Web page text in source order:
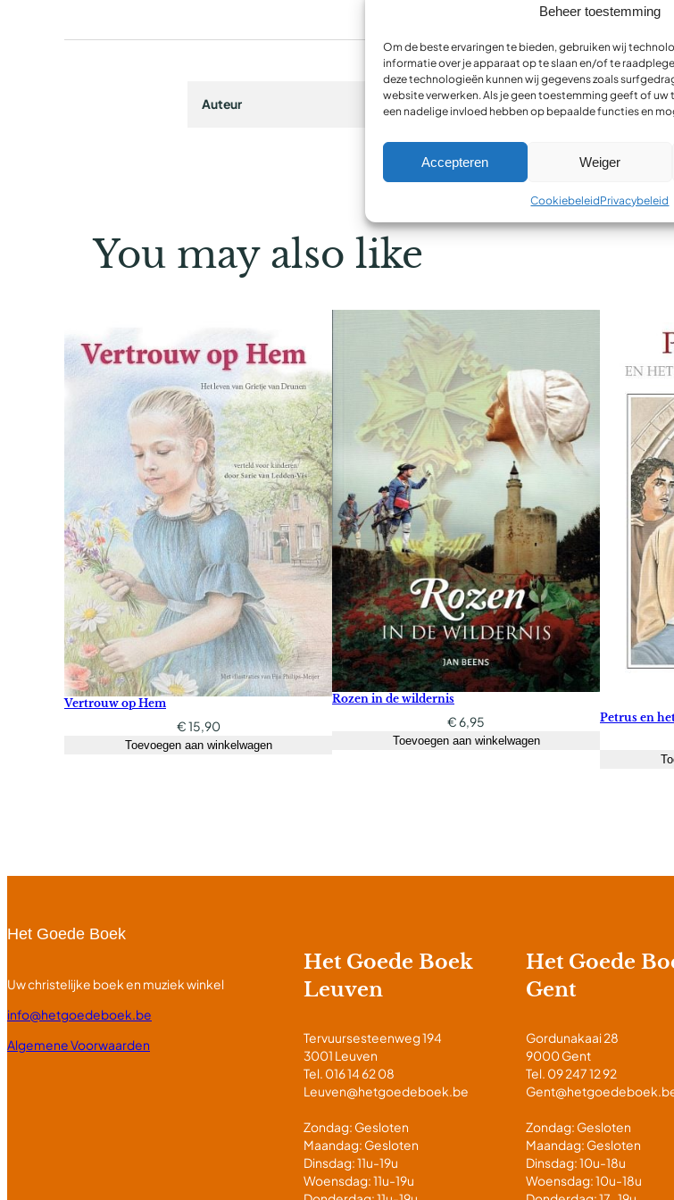
Beheer toestemming
Om de beste ervaringen te bieden, gebruiken wij
informatie over je apparaat op te slaan en/of te
deze technologieën kunnen wij gegevens zoals
website verwerken. Als je geen toestemming geeft of
een nadelige invloed hebben op bepaalde functies en
Accepteren Weiger
CookiebeleidPrivacybeleid
Auteur Rijswijk, C. van
You may also like
Vertrouw op Hem
€15,90
Toevoegen aan winkelwagen
Rozen in de wildernis
€6,95
Toevoegen aan winkelwagen
Petrus en
Het Goede Boek
Uw christelijke boek en muziek winkel
info@hetgoedeboek.be
Algemene Voorwaarden
Het Goede Boek
Leuven
Tervuursesteenweg 194
3001 Leuven
Tel. 016 14 62 08
Leuven@hetgoedeboek.be
Zondag: Gesloten
Maandag: Gesloten
Dinsdag: 11u-19u
Woensdag: 11u-19u
Het Goede
Gent
Gordunakaai 28
9000 Gent
Tel. 09 247 12 92
Zondag: Gesloten
Maandag: Gesloten
Dinsdag: 10u-18u
Woensdag: 10u-18u